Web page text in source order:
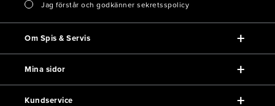
Jag förstår och godkänner sekretsspolicy
Om Spis & Servis
Mina sidor
Kundservice